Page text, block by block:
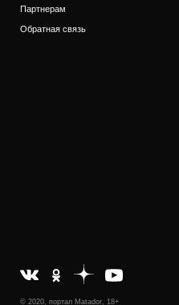
Партнерам
Обратная связь
© 2020, портал Matador, 18+